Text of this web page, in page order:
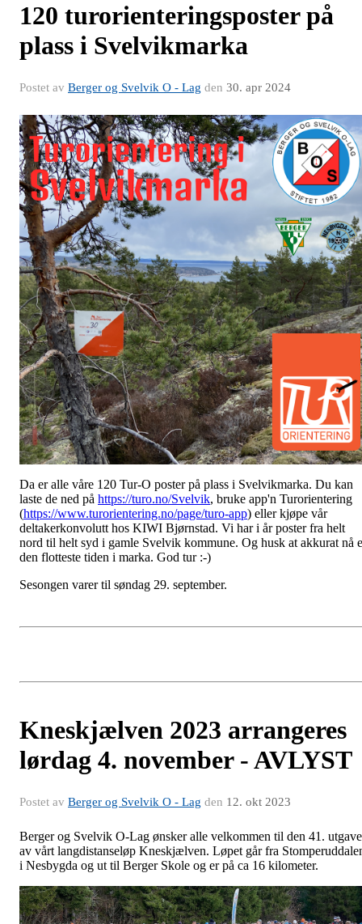
120 turorienteringsposter på
plass i Svelvikmarka
Postet av Berger og Svelvik O - Lag den 30. apr 2024
Da er alle våre 120 Tur-O poster på plass i Svelvikmarka. Du kan
laste de ned på https://turo.no/Svelvik, bruke app'n Turorientering
(https://www.turorientering.no/page/turo-app) eller kjøpe vår
deltakerkonvolutt hos KIWI Bjørnstad. Vi har i år poster fra helt
nord til helt syd i gamle Svelvik kommune. Og husk at akkurat nå
den flotteste tiden i marka. God tur :-)
Sesongen varer til søndag 29. september.
Kneskjælven 2023 arrangeres
lørdag 4. november - AVLYST
Postet av Berger og Svelvik O - Lag den 12. okt 2023
Berger og Svelvik O-Lag ønsker alle velkommen til den 41.
av vårt langdistanseløp Kneskjælven. Løpet går fra
i Nesbygda og ut til Berger Skole og er på ca 16 kilometer.